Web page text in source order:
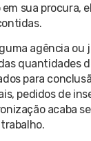
sua procura,
agência ou
quantidades
para
pedidos de
acaba